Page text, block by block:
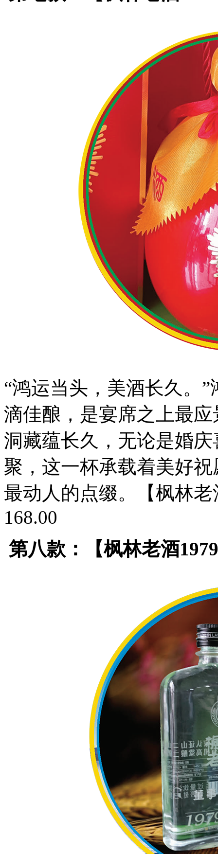
“鸿运当头，美酒长久。
滴佳酿，是宴席之上最
洞藏蕴长久，无论是婚
聚，这一杯承载着美好
最动人的点缀。【枫林老
168.00
第八款：【枫林老酒